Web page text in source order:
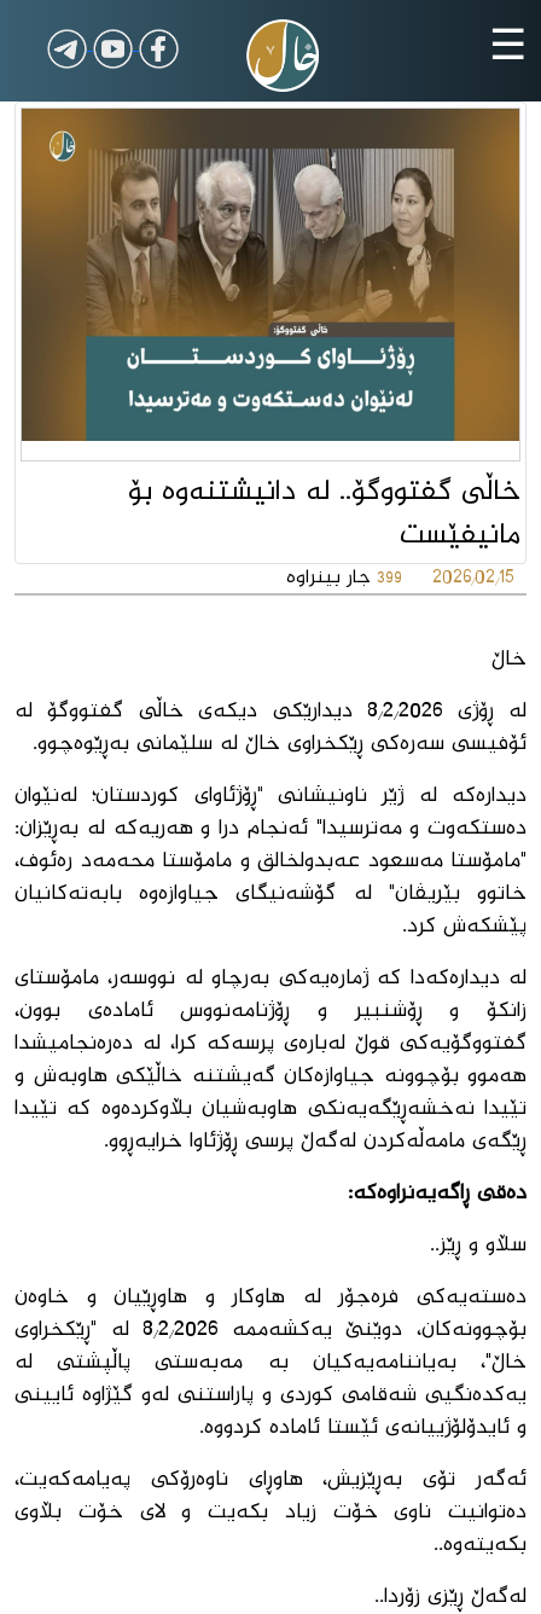
☰
خاڵى گفتووگۆ.. لە دانیشتنەوە بۆ
مانیفێست
2026/02/15
399 جار بینراوە
خاڵ
لە ڕۆژى 8/2/2026 دیدارێکى دیکەى خاڵى گفتووگۆ لە
ئۆفیسى سەرەکى ڕێکخراوى خاڵ لە سلێمانى بەڕێوەچوو.
دیدارەکە لە ژێر ناونیشانى "ڕۆژئاوای کوردستان؛ لەنێوان
دەستکەوت و مەترسیدا" ئەنجام درا و هەریەکە لە بەڕێزان:
"مامۆستا مەسعود عەبدولخالق و مامۆستا محەمەد رەئوف،
خاتوو بێریڤان" لە گۆشەنیگای جیاوازەوە بابەتەکانیان
پێشکەش کرد.
لە دیدارەکەدا کە ژمارەیەکى بەرچاو لە نووسەر، مامۆستاى
زانکۆ و ڕۆشنبیر و ڕۆژنامەنووس ئامادەى بوون،
گفتووگۆیەکى قوڵ لەبارەى پرسەکە کرا، لە دەرەنجامیشدا
هەموو بۆچوونە جیاوازەکان گەیشتنە خاڵێکى هاوبەش و
تێیدا نەخشەڕێگەیەنکى هاوبەشیان بڵاوکردەوە کە تێیدا
ڕێگەى مامەڵەکردن لەگەڵ پرسى ڕۆژئاوا خرایەڕوو.
دەقى ڕاگەیەنراوەکە:
سڵاو و ڕێز..
دەستەیەکی فرەجۆر لە هاوکار و هاوڕێیان و خاوەن
بۆچوونەكان، دوێنێ یەکشەممە 8/2/2026 لە "ڕێکخراوی
خاڵ"، بەیاننامەیەکیان بە مەبەستی پاڵپشتی لە
یەکدەنگیی شەقامی کوردی و پاراستنی لەو گێژاوە ئایینی
و ئایدۆلۆژییانەی ئێستا ئامادە کردووە.
ئەگەر تۆی بەڕێزیش، هاوڕای ناوەرۆکی پەیامەکەیت،
دەتوانیت ناوی خۆت زیاد بکەیت و لای خۆت بڵاوی
بکەیتەوە..
لەگەڵ ڕێزی زۆردا..